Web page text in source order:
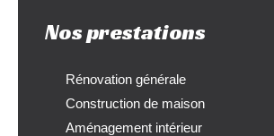
Nos prestations
Rénovation générale
Construction de maison
Aménagement intérieur